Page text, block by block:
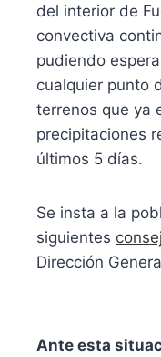
del interior de
convectiva
pudiendo
cualquier punto
terrenos que ya
precipitaciones
últimos 5 días.
Se insta a la
siguientes
Dirección
Ante esta